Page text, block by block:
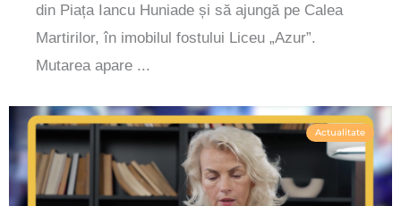
din Piața Iancu Huniade și să ajungă pe Calea
Martirilor, în imobilul fostului Liceu „Azur”.
Mutarea apare ...
Actualitate